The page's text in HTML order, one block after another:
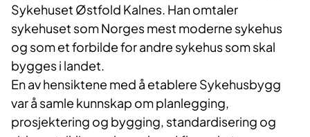
Sykehuset Østfold Kalnes. Han omtaler
sykehuset som Norges mest moderne sykehus
og som et forbilde for andre sykehus som skal
bygges i landet.
En av hensiktene med å etablere Sykehusbygg
var å samle kunnskap om planlegging,
prosjektering og bygging, standardisering og